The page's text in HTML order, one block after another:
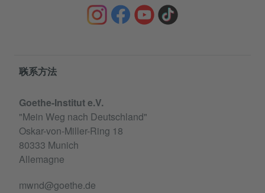
Service- und Informationsbereich
联系方法
Goethe-Institut e.V.
"Mein Weg nach Deutschland"
Oskar-von-Miller-Ring 18
80333 Munich
Allemagne
mwnd@goethe.de